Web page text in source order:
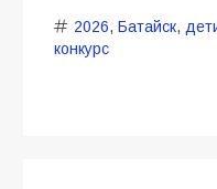
2026, Батайск,
конкурс